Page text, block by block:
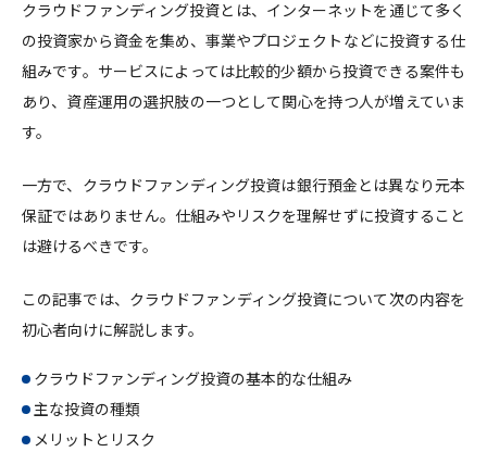
クラウドファンディング投資とは、インターネットを通じて多く
の投資家から資金を集め、事業やプロジェクトなどに投資する仕
組みです。サービスによっては比較的少額から投資できる案件も
あり、資産運用の選択肢の一つとして関心を持つ人が増えていま
す。
一方で、クラウドファンディング投資は銀行預金とは異なり元本
保証ではありません。仕組みやリスクを理解せずに投資すること
は避けるべきです。
この記事では、クラウドファンディング投資について次の内容を
初心者向けに解説します。
クラウドファンディング投資の基本的な仕組み
主な投資の種類
メリットとリスク